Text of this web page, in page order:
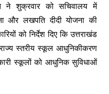
ने शुक्रवार को सचिवालय में
और लखपति दीदी योजना की
को निर्देश दिए कि उत्तराखंड
राज्य स्तरीय स्कूल आधुनिकीकरण
स्कूलों को आधुनिक सुविधाओं